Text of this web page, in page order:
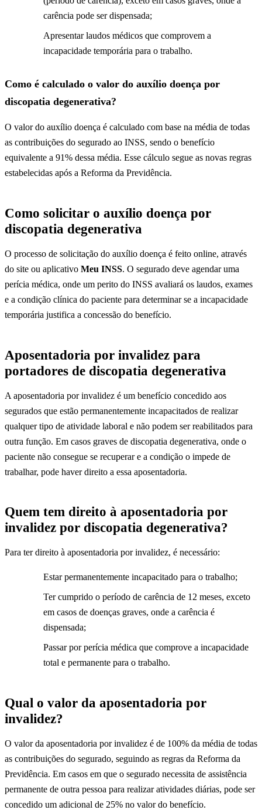
carência pode ser dispensada;
Apresentar laudos médicos que comprovem a
incapacidade temporária para o trabalho.
Como é calculado o valor do auxílio doença por
discopatia degenerativa?
O valor do auxílio doença é calculado com base na média de todas
as contribuições do segurado ao INSS, sendo o benefício
equivalente a 91% dessa média. Esse cálculo segue as novas regras
estabelecidas após a Reforma da Previdência.
Como solicitar o auxílio doença por
discopatia degenerativa
O processo de solicitação do auxílio doença é feito online, através
do site ou aplicativo Meu INSS. O segurado deve agendar uma
perícia médica, onde um perito do INSS avaliará os laudos, exames
e a condição clínica do paciente para determinar se a incapacidade
temporária justifica a concessão do benefício.
Aposentadoria por invalidez para
portadores de discopatia degenerativa
A aposentadoria por invalidez é um benefício concedido aos
segurados que estão permanentemente incapacitados de realizar
qualquer tipo de atividade laboral e não podem ser reabilitados para
outra função. Em casos graves de discopatia degenerativa, onde o
paciente não consegue se recuperar e a condição o impede de
trabalhar, pode haver direito a essa aposentadoria.
Quem tem direito à aposentadoria por
invalidez por discopatia degenerativa?
Para ter direito à aposentadoria por invalidez, é necessário:
Estar permanentemente incapacitado para o trabalho;
Ter cumprido o período de carência de 12 meses, exceto
em casos de doenças graves, onde a carência é
dispensada;
Passar por perícia médica que comprove a incapacidade
total e permanente para o trabalho.
Qual o valor da aposentadoria por
invalidez?
O valor da aposentadoria por invalidez é de 100% da média de todas
as contribuições do segurado, seguindo as regras da Reforma da
Previdência. Em casos em que o segurado necessita de assistência
permanente de outra pessoa para realizar atividades diárias, pode ser
concedido um adicional de 25% no valor do benefício.